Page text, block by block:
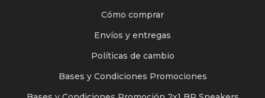
Cómo comprar
Envíos y entregas
Políticas de cambio
Bases y Condiciones Promociones